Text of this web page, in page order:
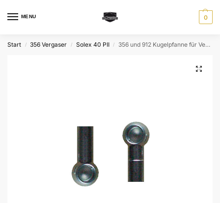
MENU 0
Start / 356 Vergaser / Solex 40 PII / 356 und 912 Kugelpfanne für Vergaser Druckstange – Rechtsgewinde bzw. Linksgewinde